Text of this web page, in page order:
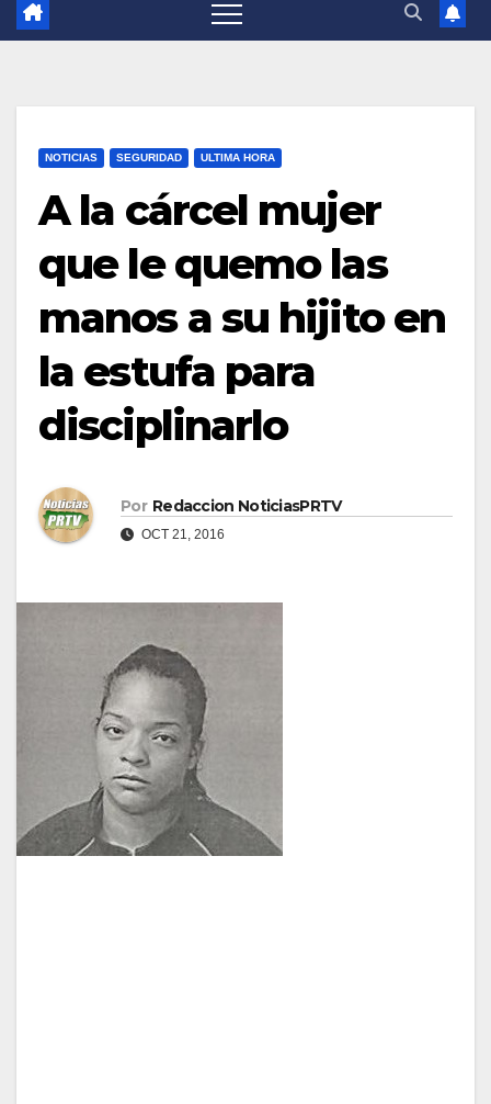
NOTICIAS SEGURIDAD ULTIMA HORA
A la cárcel mujer
que le quemo las
manos a su hijito en
la estufa para
disciplinarlo
Por Redaccion NoticiasPRTV
OCT 21, 2016